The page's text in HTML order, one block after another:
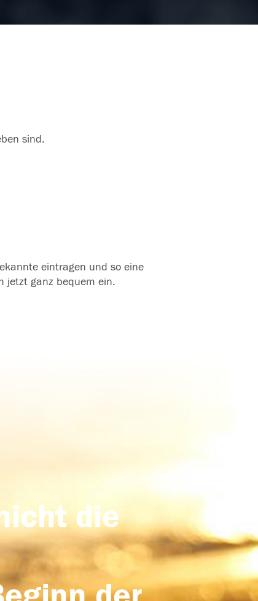
sind.
eintragen und so eine
jetzt ganz bequem ein.
die